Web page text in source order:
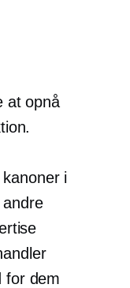
at opnå
i
for dem